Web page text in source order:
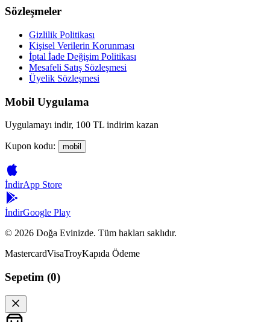
Sözleşmeler
Gizlilik Politikası
Kişisel Verilerin Korunması
İptal İade Değişim Politikası
Mesafeli Satış Sözleşmesi
Üyelik Sözleşmesi
Mobil Uygulama
Uygulamayı indir, 100 TL indirim kazan
Kupon kodu: mobil
İndirApp Store
İndirGoogle Play
© 2026 Doğa Evinizde. Tüm hakları saklıdır.
MastercardVisaTroyKapıda Ödeme
Sepetim (0)